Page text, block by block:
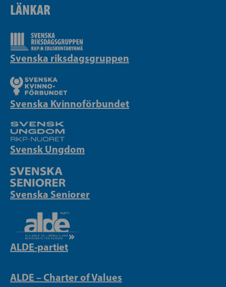
LÄNKAR
Svenska riksdagsgruppen
Svenska Kvinnoförbundet
Svensk Ungdom
Svenska Seniorer
ALDE-partiet
ALDE – Charter of Values